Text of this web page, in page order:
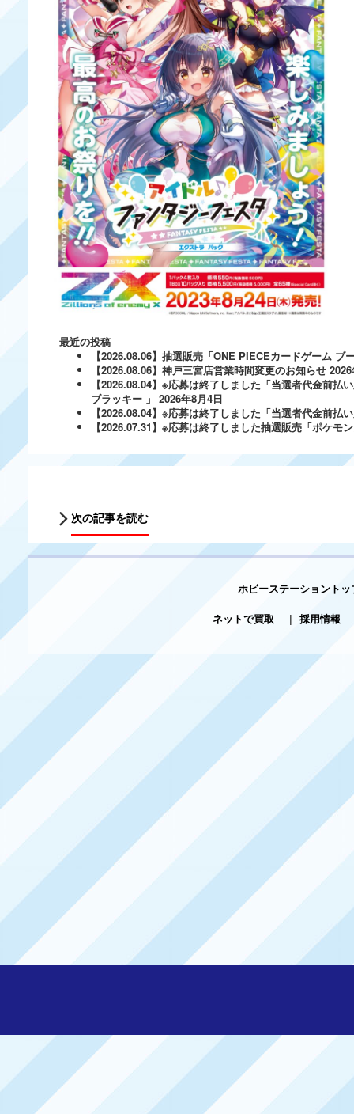
最近の投稿
【2026.08.06】抽選販売「ONE PIECEカードゲーム ブ
【2026.08.06】神戸三宮店営業時間変更のお知らせ
【2026.08.04】※応募は終了しました「当選者代金前
ブラッキー 」 2026年8月4日
【2026.08.04】※応募は終了しました「当選者代金前
【2026.07.31】※応募は終了しました抽選販売「ポケ
次の記事を読む
ホビーステーショントッ
ネットで買取
| 採用情報